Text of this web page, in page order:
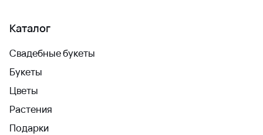
Каталог
Свадебные букеты
Букеты
Цветы
Растения
Подарки